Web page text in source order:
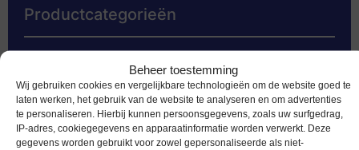
Beheer toestemming
Wij gebruiken cookies en vergelijkbare technologieën om de website goed te
laten werken, het gebruik van de website te analyseren en om advertenties
te personaliseren. Hierbij kunnen persoonsgegevens, zoals uw surfgedrag,
IP-adres, cookiegegevens en apparaatinformatie worden verwerkt. Deze
gegevens worden gebruikt voor zowel gepersonaliseerde als niet-
Productcategorieën
Speciale 2 euromunten
Bankbiljetten
Worldcoins